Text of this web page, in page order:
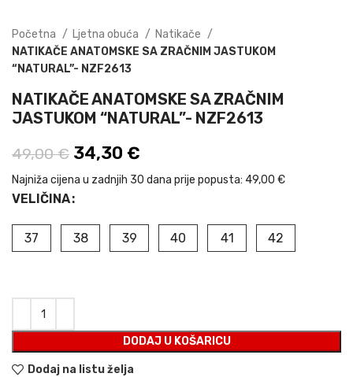
Početna Ljetna obuća
Natikače
NATIKAČE ANATOMSKE SA ZRAČNIM JASTUKOM
“NATURAL”- NZF2613
NATIKAČE ANATOMSKE SA ZRAČNIM
JASTUKOM “NATURAL”- NZF2613
49,00€ Izvorna cijena bila je: 49,00 €.
34,30 €
34,30 €.
Najniža cijena u zadnjih 30 dana prije popusta: 49,00 €
VELIČINA
37 38 39 40 41 42
DODAJ U KOŠARICU
Dodaj na listu želja